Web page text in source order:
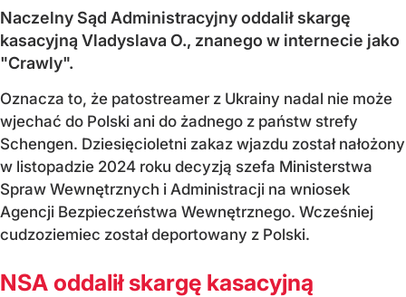
Naczelny Sąd Administracyjny oddalił skargę
kasacyjną Vladyslava O., znanego w internecie jako
"Crawly".
Oznacza to, że patostreamer z Ukrainy nadal nie może
wjechać do Polski ani do żadnego z państw strefy
Schengen. Dziesięcioletni zakaz wjazdu został nałożony
w listopadzie 2024 roku decyzją szefa Ministerstwa
Spraw Wewnętrznych i Administracji na wniosek
Agencji Bezpieczeństwa Wewnętrznego. Wcześniej
cudzoziemiec został deportowany z Polski.
NSA oddalił skargę kasacyjną